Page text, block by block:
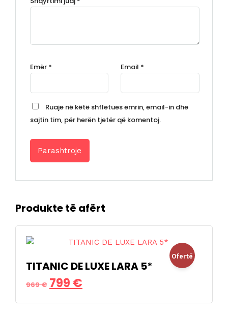
Emër * Email *
Ruaje në këtë shfletues emrin, email-in dhe
sajtin tim, për herën tjetër që komentoj.
Produkte të afërt
Ofertë
TITANIC DE LUXE LARA 5*
969€ Çmimi
origjinal
799 €
i